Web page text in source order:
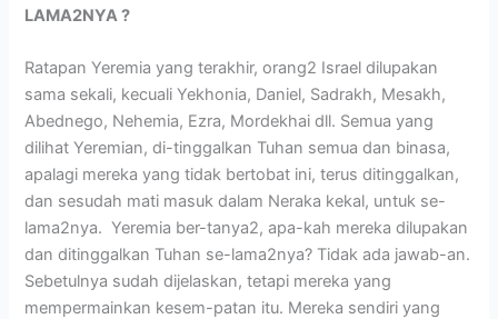
LAMA2NYA ?
Ratapan Yeremia yang terakhir, orang2 Israel dilupakan
sama sekali, kecuali Yekhonia, Daniel, Sadrakh, Mesakh,
Abednego, Nehemia, Ezra, Mordekhai dll. Semua yang
dilihat Yeremian, di-tinggalkan Tuhan semua dan binasa,
apalagi mereka yang tidak bertobat ini, terus ditinggalkan,
dan sesudah mati masuk dalam Neraka kekal, untuk se-
lama2nya. Yeremia ber-tanya2, apa-kah mereka dilupakan
dan ditinggalkan Tuhan se-lama2nya? Tidak ada jawab-an.
Sebetulnya sudah dijelaskan, tetapi mereka yang
mempermainkan kesem-patan itu. Mereka sendiri yang